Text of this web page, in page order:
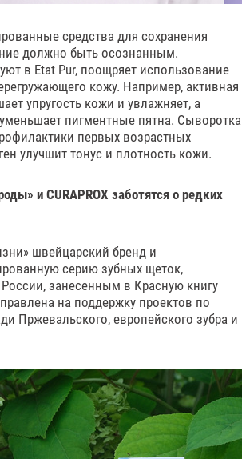
средства для сохранения
должно быть осознанным.
в Etat Pur, поощряет использование
кожу. Например, активная
упругость кожи и увлажняет, а
пигментные пятна. Сыворотка
первых возрастных
улучшит тонус и плотность кожи.
и CURAPROX заботятся о редких
швейцарский бренд и
серию зубных щеток,
занесенным в Красную книгу
на поддержку проектов по
Пржевальского, европейского зубра и